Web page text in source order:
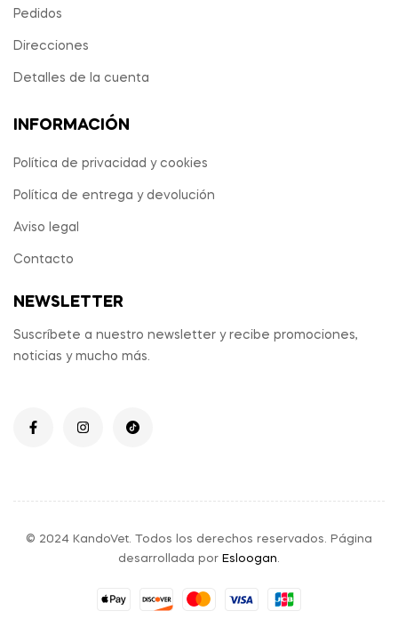
Pedidos
Direcciones
Detalles de la cuenta
INFORMACIÓN
Política de privacidad y cookies
Política de entrega y devolución
Aviso legal
Contacto
NEWSLETTER
Suscríbete a nuestro newsletter y recibe promociones,
noticias y mucho más.
© 2024 KandoVet. Todos los derechos reservados. Página
desarrollada por Esloogan.